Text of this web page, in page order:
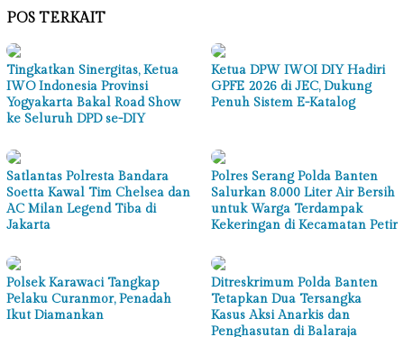
POS TERKAIT
Tingkatkan Sinergitas, Ketua
IWO Indonesia Provinsi
Yogyakarta Bakal Road Show
ke Seluruh DPD se-DIY
Ketua DPW IWOI DIY Hadiri
GPFE 2026 di JEC, Dukung
Penuh Sistem E-Katalog
Satlantas Polresta Bandara
Soetta Kawal Tim Chelsea dan
AC Milan Legend Tiba di
Jakarta
Polres Serang Polda Banten
Salurkan 8.000 Liter Air Bersih
untuk Warga Terdampak
Kekeringan di Kecamatan Petir
Polsek Karawaci Tangkap
Pelaku Curanmor, Penadah
Ikut Diamankan
Ditreskrimum Polda Banten
Tetapkan Dua Tersangka
Kasus Aksi Anarkis dan
Penghasutan di Balaraja